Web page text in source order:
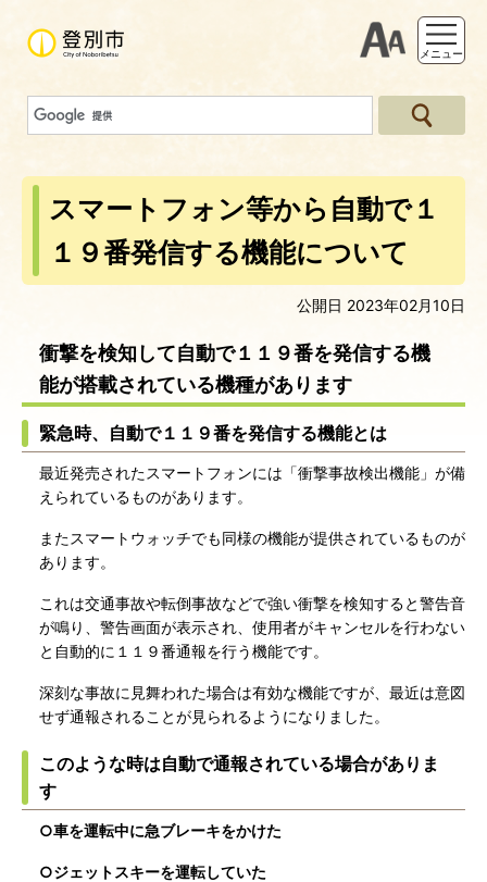
支援ツー
メニュー
スマートフォン等から自動で１
１９番発信する機能について
公開日 2023年02月10日
衝撃を検知して自動で１１９番を発信する機
能が搭載されている機種があります
緊急時、自動で１１９番を発信する機能とは
最近発売されたスマートフォンには「衝撃事故検出機能」が備
えられているものがあります。
またスマートウォッチでも同様の機能が提供されているものが
あります。
これは交通事故や転倒事故などで強い衝撃を検知すると警告音
が鳴り、警告画面が表示され、使用者がキャンセルを行わない
と自動的に１１９番通報を行う機能です。
深刻な事故に見舞われた場合は有効な機能ですが、最近は意図
せず通報されることが見られるようになりました。
このような時は自動で通報されている場合がありま
す
○車を運転中に急ブレーキをかけた
○ジェットスキーを運転していた